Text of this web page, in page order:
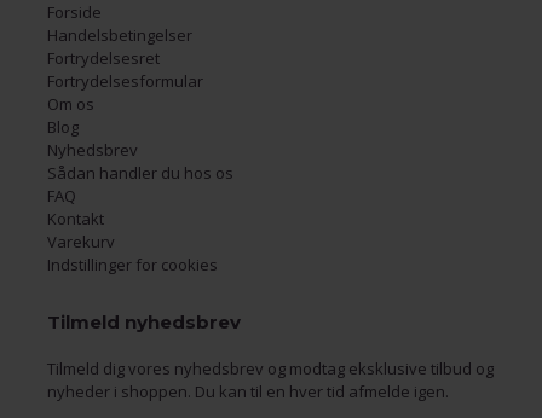
Forside
Handelsbetingelser
Fortrydelsesret
Fortrydelsesformular
Om os
Blog
Nyhedsbrev
Sådan handler du hos os
FAQ
Kontakt
Varekurv
Indstillinger for cookies
Tilmeld nyhedsbrev
Tilmeld dig vores nyhedsbrev og modtag eksklusive tilbud og
nyheder i shoppen. Du kan til en hver tid afmelde igen.